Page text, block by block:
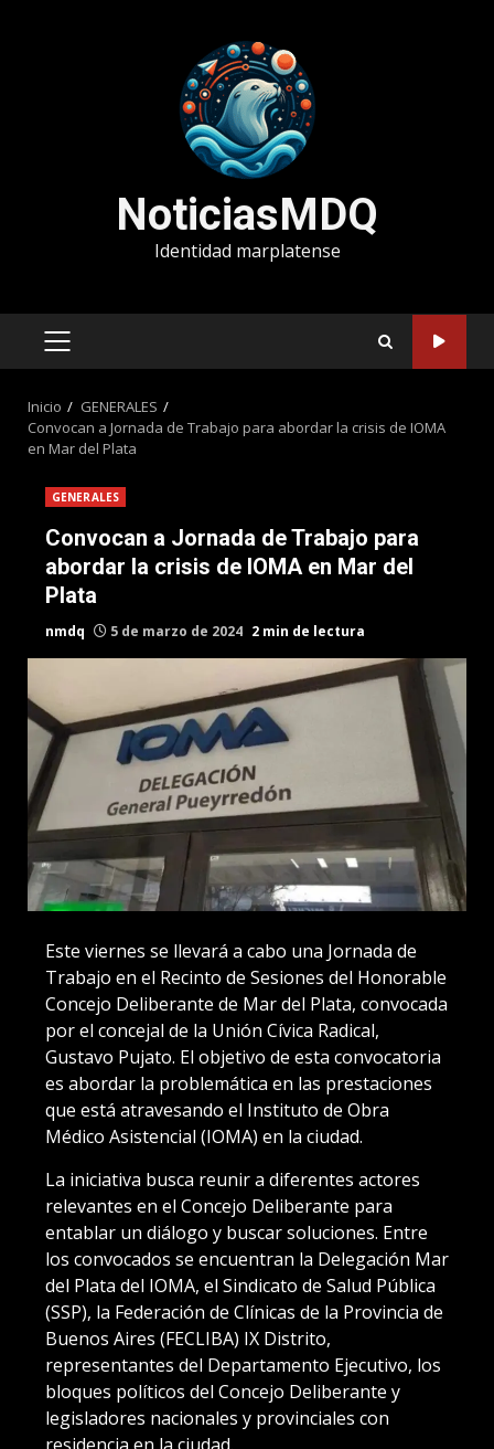
NoticiasMDQ
Identidad marplatense
MENÚ
Inicio
GENERALES
Convocan a Jornada de Trabajo para abordar la crisis de IOMA
en Mar del Plata
GENERALES
Convocan a Jornada de Trabajo para
abordar la crisis de IOMA en Mar del
Plata
nmdq 5 de marzo de 2024 2 min de lectura
Este viernes se llevará a cabo una Jornada de
Trabajo en el Recinto de Sesiones del Honorable
Concejo Deliberante de Mar del Plata, convocada
por el concejal de la Unión Cívica Radical,
Gustavo Pujato. El objetivo de esta convocatoria
es abordar la problemática en las prestaciones
que está atravesando el Instituto de Obra
Médico Asistencial (IOMA) en la ciudad.
La iniciativa busca reunir a diferentes actores
relevantes en el Concejo Deliberante para
entablar un diálogo y buscar soluciones. Entre
los convocados se encuentran la Delegación Mar
del Plata del IOMA, el Sindicato de Salud Pública
(SSP), la Federación de Clínicas de la Provincia de
Buenos Aires (FECLIBA) IX Distrito,
representantes del Departamento Ejecutivo, los
bloques políticos del Concejo Deliberante y
legisladores nacionales y provinciales con
residencia en la ciudad.